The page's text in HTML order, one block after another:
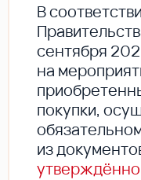
В
сентября
на
покупки,
из